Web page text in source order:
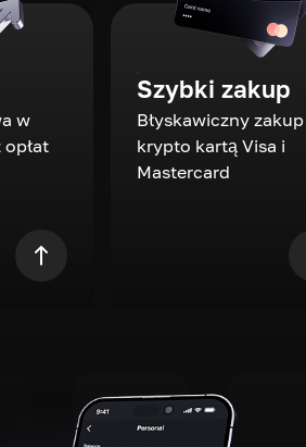
w
Szybki zakup
Błyskawiczny zakup
krypto kartą Visa i
Mastercard